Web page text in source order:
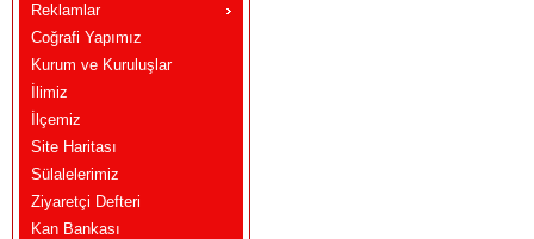
Reklamlar
Coğrafi Yapımız
Kurum ve Kuruluşlar
İlimiz
İlçemiz
Site Haritası
Sülalelerimiz
Ziyaretçi Defteri
Kan Bankası